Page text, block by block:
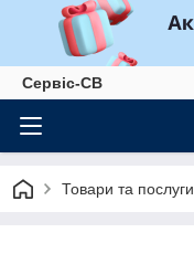
Сервіс-СВ
Товари та послуги